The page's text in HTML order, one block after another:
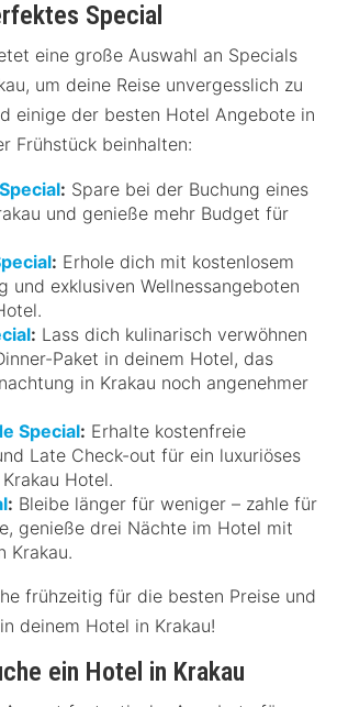
Special
eine große Auswahl an Specials
um deine Reise unvergesslich zu
einige der besten Hotel Angebote in
Frühstück beinhalten:
: Spare bei der Buchung eines
und genieße mehr Budget für
: Erhole dich mit kostenlosem
und exklusiven Wellnessangeboten
: Lass dich kulinarisch verwöhnen
Paket in deinem Hotel, das
in Krakau noch angenehmer
Special: Erhalte kostenfreie
Late Check-out für ein luxuriöses
Hotel.
: Bleibe länger für weniger – zahle für
genieße drei Nächte im Hotel mit
Krakau.
frühzeitig für die besten Preise und
deinem Hotel in Krakau!
ein Hotel in Krakau